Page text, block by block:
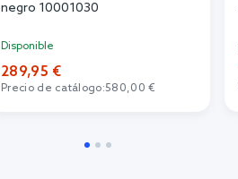
negro 10001030
Disponible
289,95 €
Precio de catálogo:580,00 €